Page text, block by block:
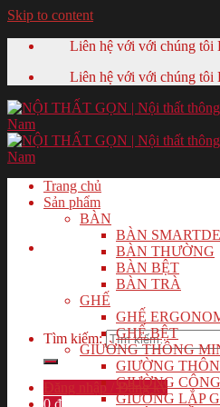
Skip to content
Liên hệ với với chúng
Liên hệ với với chúng
Tìm kiếm:
Đăng nhập / Đăng ký
0 ₫
Trang chủ
Sản phẩm
BÀN
BÀN
BÀN THƯỜNG
BÀN BỆT
BÀN TRÀ
GHẾ
GHẾ
GHẾ BỆT
GIƯỜNG THÔNG
GIƯỜNG
GIƯỜNG
GIƯỜNG LẮP